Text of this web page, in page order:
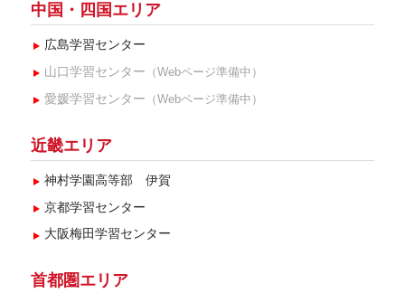
中国・四国エリア
広島学習センター
山口学習センター （Webページ準備中）
愛媛学習センター （Webページ準備中）
近畿エリア
神村学園高等部 伊賀
京都学習センター
大阪梅田学習センター
首都圏エリア